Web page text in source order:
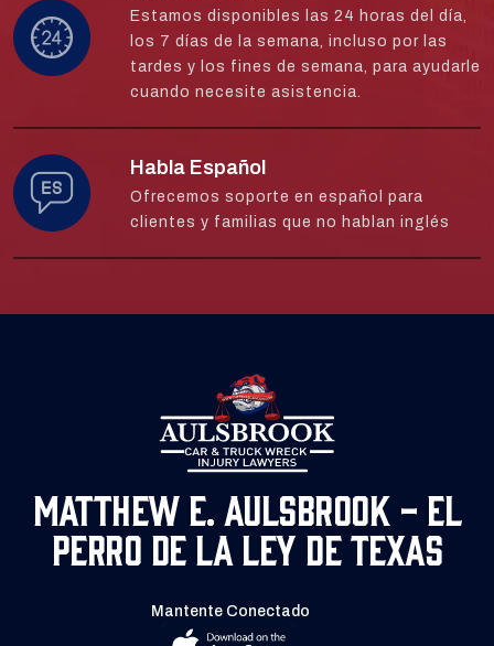
Estamos disponibles las 24 horas del día,
los 7 días de la semana, incluso por las
tardes y los fines de semana, para ayudarle
cuando necesite asistencia.
Habla Español
Ofrecemos soporte en español para
clientes y familias que no hablan inglés
Matthew E. Aulsbrook - El
Perro de la Ley de Texas
Mantente Conectado